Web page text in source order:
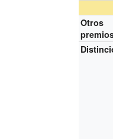
Otros